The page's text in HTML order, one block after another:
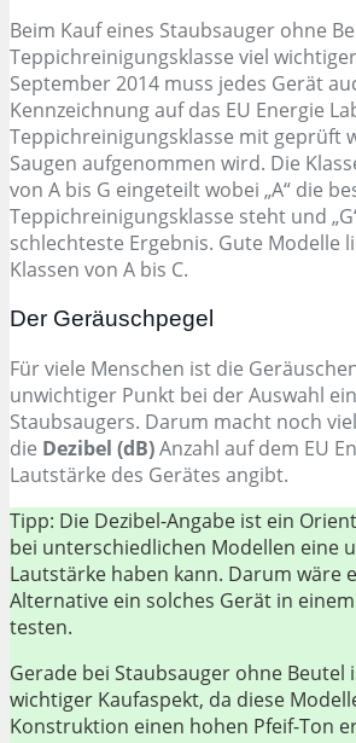
Beim Kauf eines Staubsauger ohne
Teppichreinigungsklasse viel
September 2014 muss jedes Gerät
Kennzeichnung auf das EU Energie
Teppichreinigungsklasse mit geprüft
Saugen aufgenommen wird. Die
von A bis G eingeteilt wobei „A“ die
Teppichreinigungsklasse steht und
schlechteste Ergebnis. Gute Modelle
Klassen von A bis C.
Der Geräuschpegel
Für viele Menschen ist die
unwichtiger Punkt bei der Auswahl
Staubsaugers. Darum macht noch
die Dezibel (dB)Anzahl auf dem EU
Lautstärke des Gerätes angibt.
Tipp: Die Dezibel-Angabe ist ein
bei unterschiedlichen Modellen eine
Lautstärke haben kann. Darum wäre
Alternative ein solches Gerät in
testen.
Gerade bei Staubsauger ohne Beutel
wichtiger Kaufaspekt, da diese
Konstruktion einen hohen Pfeif-Ton